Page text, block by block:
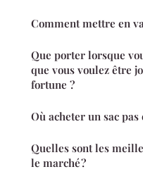
Comment mettre en
Que porter lorsque
que vous voulez être
fortune ?
Où acheter un sac pas
Quelles sont les
le marché ?